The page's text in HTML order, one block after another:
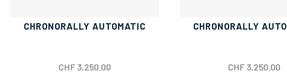
CHRONORALLY AUTOMATIC
CHF 3,250.00
CHRONORALLY
CHF 3,250.00